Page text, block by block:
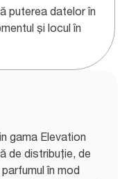
puterea datelor în
și locul în
gama Elevation
de distribuție, de
în mod